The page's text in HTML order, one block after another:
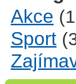
Akce
Sport